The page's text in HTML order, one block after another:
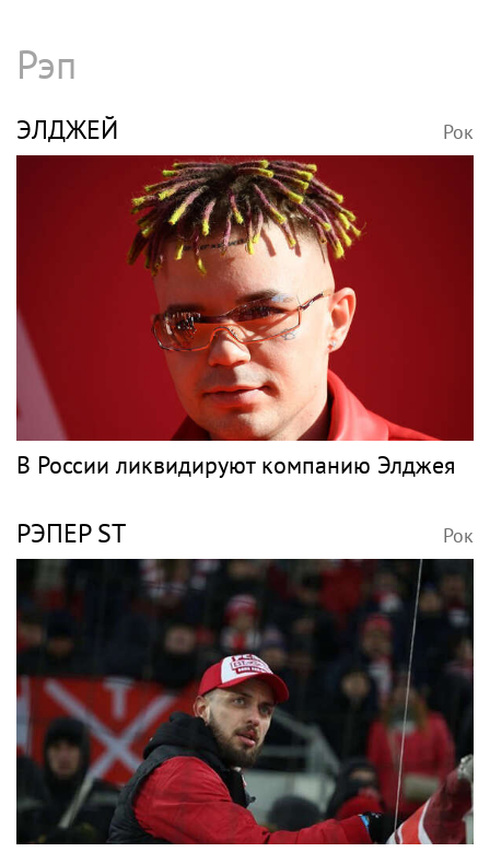
Рэп
ЭЛДЖЕЙ Рок
В России ликвидируют компанию Элджея
РЭПЕР ST Рок